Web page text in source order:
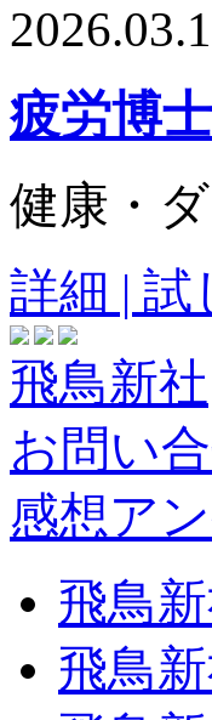
疲労博
健康・
詳細 | 試
飛鳥新社
お問い
感想ア
飛鳥
飛鳥